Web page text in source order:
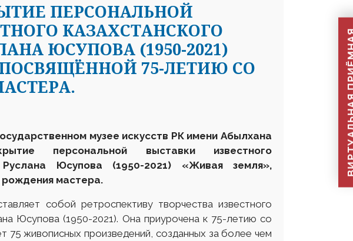
ПЕРСОНАЛЬНОЙ
КАЗАХСТАНСКОГО
ЮСУПОВА (1950-2021)
75-ЛЕТИЮ СО
музее искусств РК имени Абылхана
персональной выставки известного
Руслана Юсупова (1950-2021) «Живая земля»,
мастера.
собой ретроспективу творчества известного
Юсупова (1950-2021). Она приурочена к 75-летию со
75 живописных произведений, созданных за более чем